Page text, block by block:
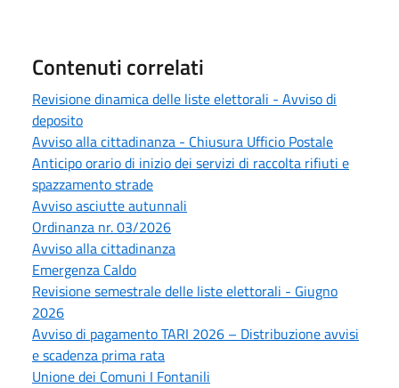
Contenuti correlati
Revisione dinamica delle liste elettorali - Avviso di
deposito
Avviso alla cittadinanza - Chiusura Ufficio Postale
Anticipo orario di inizio dei servizi di raccolta rifiuti e
spazzamento strade
Avviso asciutte autunnali
Ordinanza nr. 03/2026
Avviso alla cittadinanza
Emergenza Caldo
Revisione semestrale delle liste elettorali - Giugno
2026
Avviso di pagamento TARI 2026 – Distribuzione avvisi
e scadenza prima rata
Unione dei Comuni I Fontanili